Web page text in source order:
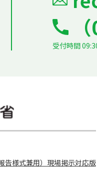
受付時間
告様式兼用）現場掲示対応版